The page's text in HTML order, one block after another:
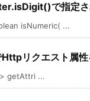
で指定
isNumeric( ...
リクエスト属性
getAttri ...